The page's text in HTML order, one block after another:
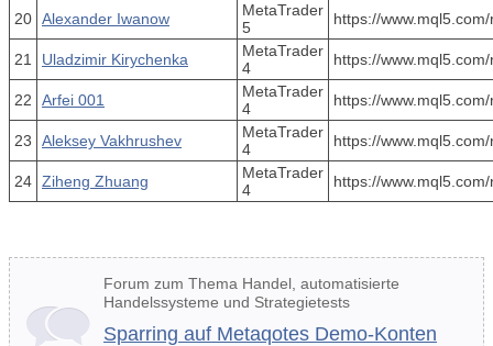
20 Alexander Iwanow
MetaTrader
5
https://
21 Uladzimir Kirychenka
MetaTrader
4
https://
22 Arfei 001
MetaTrader
4
https://
23 Aleksey Vakhrushev
MetaTrader
4
https://
24 Ziheng Zhuang
MetaTrader
4
https://
Forum zum Thema Handel, automatisierte
Handelssysteme und Strategietests
Sparring auf Metaqotes Demo-Konten